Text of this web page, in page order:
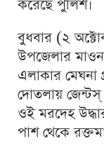
করেছে পুলিশ।
বুধবার (২
উপজেলার
এলাকার মেঘনা
দোতলায় জেন্টস্
ওই মরদেহ
পাশ থেকে